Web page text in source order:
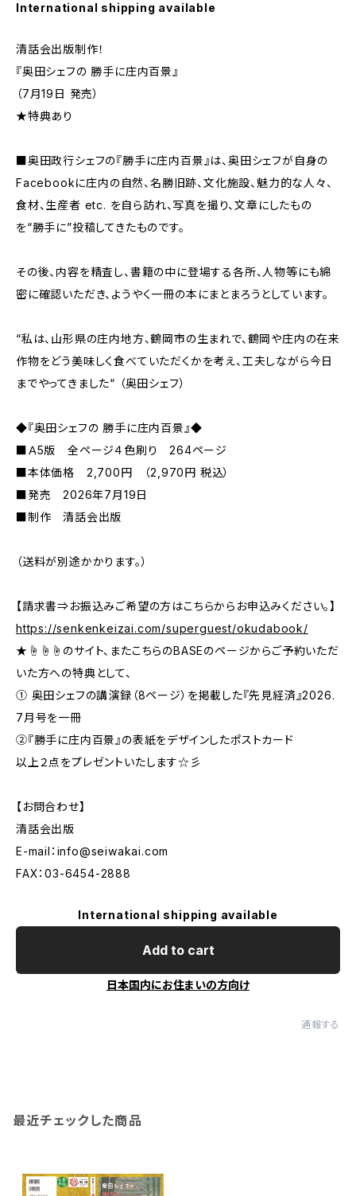
International shipping available
清話会出版制作！
『奥田シェフの 勝手に庄内百景』
（7月19日 発売）
★特典あり
■奥田政行シェフの『勝手に庄内百景』は、奥田シェフが自身の
Facebookに庄内の自然、名勝旧跡、文化施設、魅力的な人々、
食材、生産者 etc. を自ら訪れ、写真を撮り、文章にしたもの
を“勝手に”投稿してきたものです。
その後、内容を精査し、書籍の中に登場する各所、人物等にも綿
密に確認いただき、ようやく一冊の本にまとまろうとしています。
“私は、山形県の庄内地方、鶴岡市の生まれで、鶴岡や庄内の在来
作物をどう美味しく食べていただくかを考え、工夫しながら今日
までやってきました“ （奥田シェフ）
◆『奥田シェフの 勝手に庄内百景』◆
■Ａ5版 全ページ４色刷り 264ページ
■本体価格 2,700円 （2,970円 税込）
■発売 2026年7月19日
■制作 清話会出版
（送料が別途かかります。）
【請求書⇒お振込みご希望の方はこちらからお申込みください。】
https://senkenkeizai.com/superguest/okudabook/
★☝☝☝のサイト、またこちらのBASEのページからご予約いただ
いた方への特典として、
① 奥田シェフの講演録（8ページ）を掲載した『先見経済』2026.
7月号を一冊
②『勝手に庄内百景』の表紙をデザインしたポストカード
以上２点をプレゼントいたします☆彡
【お問合わせ】
清話会出版
E-mail： info@seiwakai.com
FAX：03-6454-2888
International shipping available
Add to cart
日本国内にお住まいの方向け
通報する
最近チェックした商品